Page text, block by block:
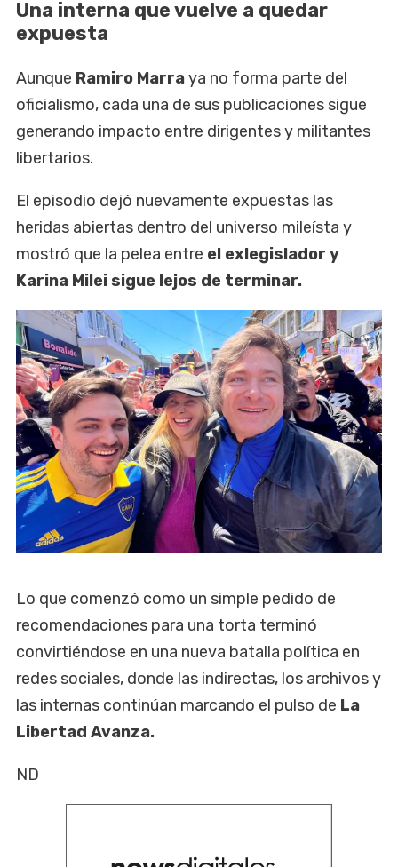
Una interna que vuelve a quedar
expuesta
Aunque Ramiro Marraya no forma parte del
oficialismo, cada una de sus publicaciones sigue
generando impacto entre dirigentes y militantes
libertarios.
El episodio dejó nuevamente expuestas las
heridas abiertas dentro del universo mileísta y
mostró que la pelea entre el exlegislador y
Karina Milei sigue lejos de terminar.
Lo que comenzó como un simple pedido de
recomendaciones para una torta terminó
convirtiéndose en una nueva batalla política en
redes sociales, donde las indirectas, los archivos y
las internas continúan marcando el pulso de La
Libertad Avanza.
ND